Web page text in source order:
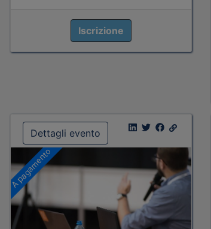
Iscrizione
Dettagli evento
A pagamento